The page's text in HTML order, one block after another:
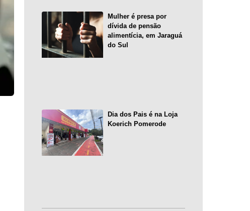
Mulher é presa por
dívida de pensão
alimentícia, em Jaraguá
do Sul
Dia dos Pais é na Loja
Koerich Pomerode